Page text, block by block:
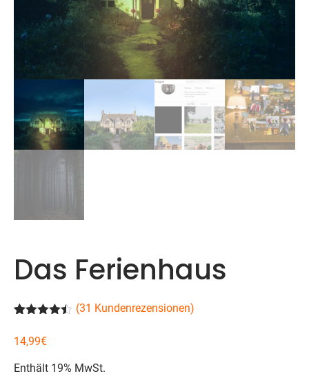
Das Ferienhaus
mit4.39
von 5,
auf
(31 Kundenrezensionen)
14,99€
Enthält 19% MwSt.